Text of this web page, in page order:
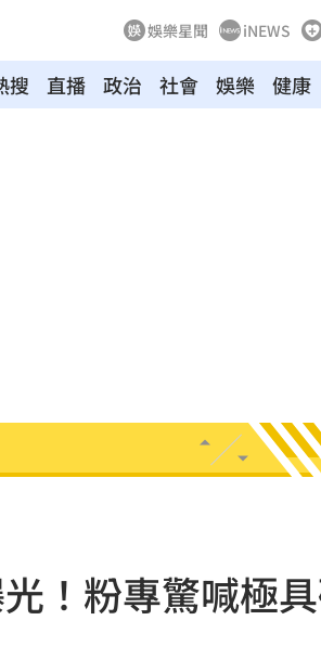
娛樂星聞 iNEWS
搜 直播 政治 社會 娛樂 健康
！粉專驚喊極